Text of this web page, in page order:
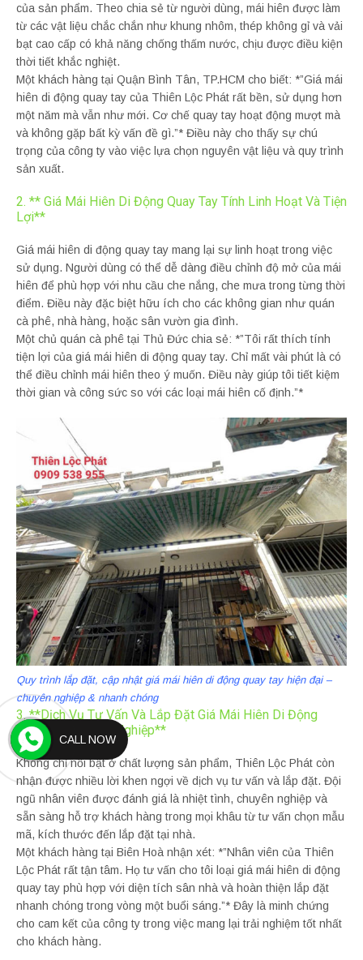
của sản phẩm. Theo chia sẻ từ người dùng, mái hiên được làm
từ các vật liệu chắc chắn như khung nhôm, thép không gỉ và vải
bạt cao cấp có khả năng chống thấm nước, chịu được điều kiện
thời tiết khắc nghiệt.
Một khách hàng tại Quận Bình Tân, TP.HCM cho biết: *”Giá mái
hiên di động quay tay của Thiên Lộc Phát rất bền, sử dụng hơn
một năm mà vẫn như mới. Cơ chế quay tay hoạt động mượt mà
và không gặp bất kỳ vấn đề gì.”* Điều này cho thấy sự chú
trọng của công ty vào việc lựa chọn nguyên vật liệu và quy trình
sản xuất.
2. ** Giá Mái Hiên Di Động Quay Tay Tính Linh Hoạt Và Tiện
Lợi**
Giá mái hiên di động quay tay mang lại sự linh hoạt trong việc
sử dụng. Người dùng có thể dễ dàng điều chỉnh độ mở của mái
hiên để phù hợp với nhu cầu che nắng, che mưa trong từng thời
điểm. Điều này đặc biệt hữu ích cho các không gian như quán
cà phê, nhà hàng, hoặc sân vườn gia đình.
Một chủ quán cà phê tại Thủ Đức chia sẻ: *”Tôi rất thích tính
tiện lợi của giá mái hiên di động quay tay. Chỉ mất vài phút là có
thể điều chỉnh mái hiên theo ý muốn. Điều này giúp tôi tiết kiệm
thời gian và công sức so với các loại mái hiên cố định.”*
Quy trình lắp đặt, cập nhật giá mái hiên di động quay tay hiện đại –
chuyên nghiệp & nhanh chóng
3. **Dịch Vụ Tư Vấn Và Lắp Đặt Giá Mái Hiên Di Động
Quay Tay Chuyên Nghiệp**
Không chỉ nổi bật ở chất lượng sản phẩm, Thiên Lộc Phát còn
nhận được nhiều lời khen ngợi về dịch vụ tư vấn và lắp đặt. Đội
ngũ nhân viên được đánh giá là nhiệt tình, chuyên nghiệp và
sẵn sàng hỗ trợ khách hàng trong mọi khâu từ tư vấn chọn mẫu
mã, kích thước đến lắp đặt tại nhà.
Một khách hàng tại Biên Hoà nhận xét: *”Nhân viên của Thiên
Lộc Phát rất tận tâm. Họ tư vấn cho tôi loại giá mái hiên di động
quay tay phù hợp với diện tích sân nhà và hoàn thiện lắp đặt
nhanh chóng trong vòng một buổi sáng.”* Đây là minh chứng
cho cam kết của công ty trong việc mang lại trải nghiệm tốt nhất
cho khách hàng.
CALL NOW